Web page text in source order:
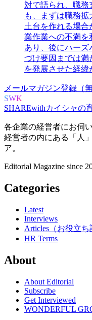
対で語られ、職務
も、まずは職務
土台を作れる場合
業作業への不満を
あり、後にハー
づけ要因までは満
を発展させた経緯
メールマガジン登録（無
SWK
SHAREwithカイシャの
各企業の経営者にお伺い
経営者の内にある
「人
ア。
Editorial Magazine since
Categories
Latest
Interviews
Articles（お役立ち
HR Terms
About
About Editorial
Subscribe
Get Interviewed
WONDERFUL